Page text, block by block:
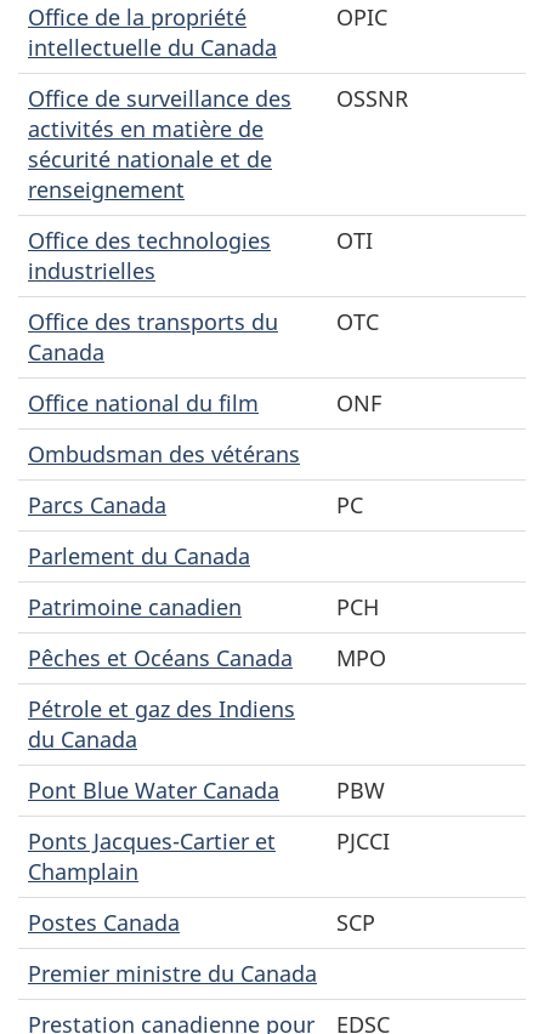
Office de la propriété
intellectuelle du Canada
OPIC
Office de surveillance des
activités en matière de
sécurité nationale et de
renseignement
OSSNR
Office des technologies
industrielles
OTI
Office des transports du
Canada
OTC
Office national du film
ONF
Ombudsman des vétérans
Parcs Canada
PC
Parlement du Canada
Patrimoine canadien
PCH
Pêches et Océans Canada
MPO
Pétrole et gaz des Indiens
du Canada
Pont Blue Water Canada
PBW
Ponts Jacques-Cartier et
Champlain
PJCCI
Postes Canada
SCP
Premier ministre du Canada
Prestation canadienne pour
EDSC